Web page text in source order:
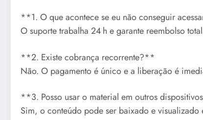
**1. O que acontece se eu não conseguir
O suporte trabalha 24 h e garante reembolso
**2. Existe cobrança recorrente?**
Não. O pagamento é único e a liberação é
**3. Posso usar o material em outros
Sim, o conteúdo pode ser baixado e visualizado